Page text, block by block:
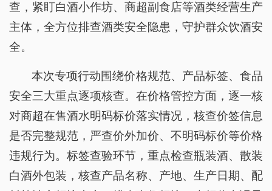
查，紧盯白酒小作坊、商超副食店等酒类经营生产
主体，全方位排查酒类安全隐患，守护群众饮酒安
全。
本次专项行动围绕价格规范、产品标签、食品
安全三大重点逐项核查。在价格管控方面，逐一核
对商超在售酒水明码标价落实情况，核查价签信息
是否完整规范，严查价外加价、不明码标价等价格
违规行为。标签查验环节，重点检查瓶装酒、散装
白酒外包装，核查产品名称、产地、生产日期、配